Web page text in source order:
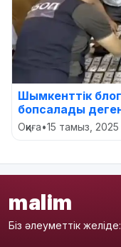
Шымкенттік
бопсалады деген
Оқиға•15 тамыз, 2025
malim
Біз әлеуметтік желіде: